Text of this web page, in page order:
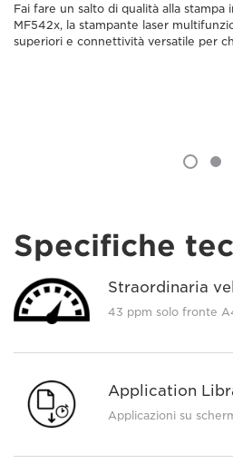
Fai fare un salto di qualità alla stampa
MF542x, la stampante laser
superiori e connettività versatile per
Specifiche
Straordinaria
43 ppm solo fronte
Application
Applicazioni su